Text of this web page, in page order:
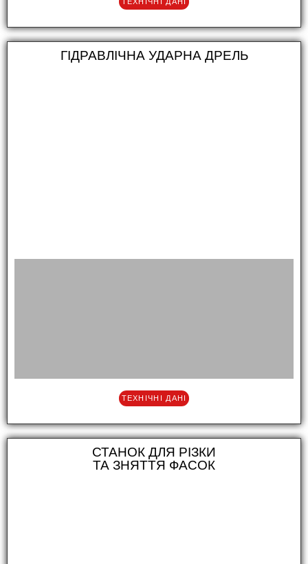
ГІДРАВЛІЧНА УДАРНА ДРЕЛЬ
ТЕХНІЧНІ ДАНІ
СТАНОК ДЛЯ РІЗКИ
ТА ЗНЯТТЯ ФАСОК